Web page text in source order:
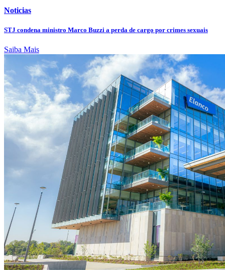
Noticias
STJ condena ministro Marco Buzzi a perda de cargo por crimes sexuais
Saiba Mais